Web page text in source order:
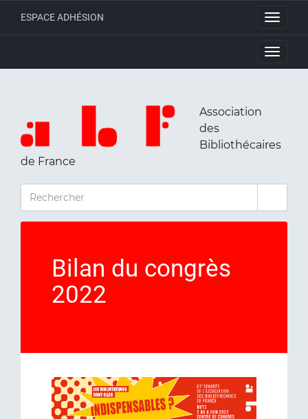
Toggle
ESPACE ADHÉSION
Toggle
Association
des
Bibliothécaires
de France
RECHERCHER
Bilan du congrès
2022